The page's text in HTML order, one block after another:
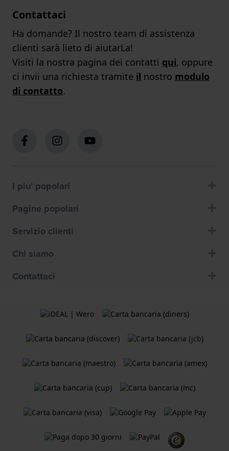
Contattaci
Ha domande? Il nostro team di assistenza
clienti sarà lieto di aiutarLa!
Visiti la nostra pagina dei contatti qui, oppure
ci invii una richiesta tramite il nostro modulo
di contatto.
I piu' popolari
Pagine popolari
Servizio clienti
Chi siamo
Contattaci